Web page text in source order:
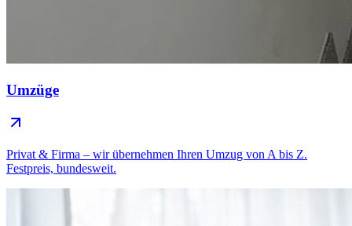
Umzüge
Privat & Firma – wir übernehmen Ihren Umzug von A bis Z.
Festpreis, bundesweit.